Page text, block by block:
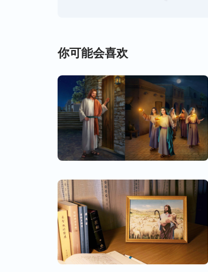
教会基督徒的。我在中国生活
它可以随意采用监视、抓捕、
徒。在中国，信神的人根本没
能神的基督徒不管中共警察怎
话加给的信心和力量宁死不否
豁出性命跟随呢？又怎么能有
信心来跟随，这都是圣灵作工带
另外，全能神教会在中共政府
传遍了整个中国大陆，还扩展
我想到主耶稣作工时，犹太教的
说，出于神的必兴旺，出于人
你可能会喜欢